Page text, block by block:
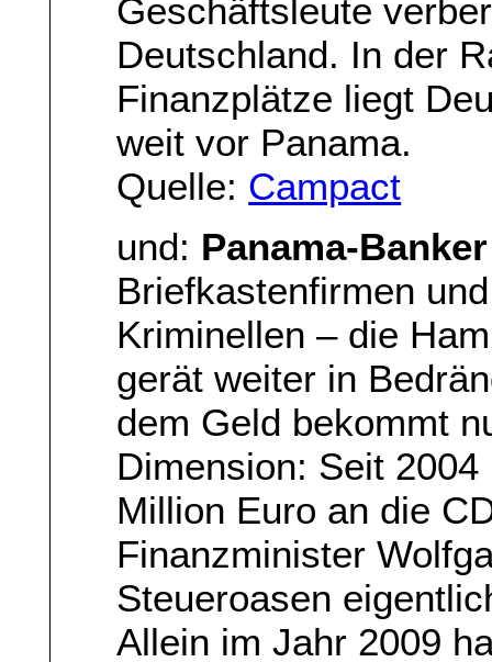
Geschäftsleute
Deutschland. In der
Finanzplätze liegt
weit vor Panama.
Quelle: Campact
und: Panama-
Briefkastenfirmen
Kriminellen – die
gerät weiter in
dem Geld bekommt
Dimension: Seit
Million Euro an die
Finanzminister
Steueroasen
Allein im Jahr 2009